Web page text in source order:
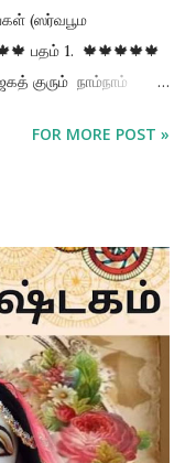
(ஸர்வபூம
பதம் 1. 🍁🍁🍁🍁🍁
குரும் நாம்நாம்
மாயினாம் ஷ்ரேஸ்டோ
இந்த
வென்று
காட்சியளிப்பவர்;
மன்னர்;
சிறந்தவர். 1.
2. ஜித க்ரோத -
FOR MORE POST »